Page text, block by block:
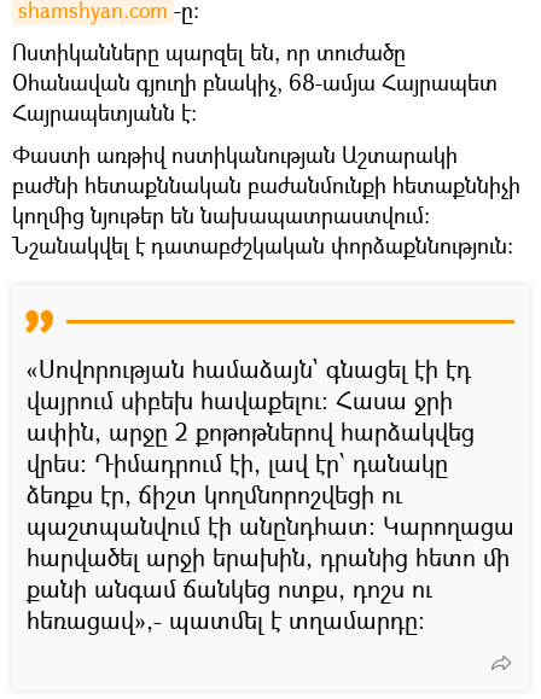
shamshyan.com -ը։
Ոստիկանները պարզել են, որ տուժածը
Օհանավան գյուղի բնակիչ, 68-ամյա Հայրապետ
Հայրապետյանն է։
Փաստի առթիվ ոստիկանության Աշտարակի
բաժնի հետաքննական բաժանմունքի հետաքննիչի
կողմից նյութեր են նախապատրաստվում:
Նշանակվել է դատաբժշկական փորձաքննություն:
«Սովորության համաձայն` գնացել էի էդ
վայրում սիբեխ հավաքելու: Հասա ջրի
ափին, արջը 2 քոթոթներով հարձակվեց
վրես: Դիմադրում էի, լավ էր՝ դանակը
ձեռքս էր, ճիշտ կողմնորոշվեցի ու
պաշտպանվում էի անընդհատ: Կարողացա
հարվածել արջի երախին, դրանից հետո մի
քանի անգամ ճանկեց ոտքս, դոշս ու
հեռացավ»,- պատմել է տղամարդը։